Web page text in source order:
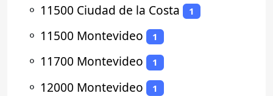
⚬ 11500 Ciudad de la Costa 1
⚬ 11500 Montevideo 1
⚬ 11700 Montevideo 1
⚬ 12000 Montevideo 1